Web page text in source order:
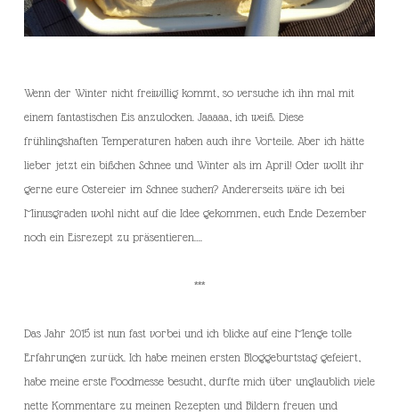
Wenn der Winter nicht freiwillig kommt, so versuche ich ihn mal mit
einem fantastischen Eis anzulocken. Jaaaaa, ich weiß. Diese
frühlingshaften Temperaturen haben auch ihre Vorteile. Aber ich hätte
lieber jetzt ein bißchen Schnee und Winter als im April! Oder wollt ihr
gerne eure Ostereier im Schnee suchen? Andererseits wäre ich bei
Minusgraden wohl nicht auf die Idee gekommen, euch Ende Dezember
noch ein Eisrezept zu präsentieren….
***
Das Jahr 2015 ist nun fast vorbei und ich blicke auf eine Menge tolle
Erfahrungen zurück. Ich habe meinen ersten Bloggeburtstag gefeiert,
habe meine erste Foodmesse besucht, durfte mich über unglaublich viele
nette Kommentare zu meinen Rezepten und Bildern freuen und